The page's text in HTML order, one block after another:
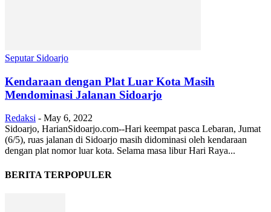
Seputar Sidoarjo
Kendaraan dengan Plat Luar Kota Masih
Mendominasi Jalanan Sidoarjo
Redaksi - May 6, 2022
Sidoarjo, HarianSidoarjo.com--Hari keempat pasca Lebaran, Jumat
(6/5), ruas jalanan di Sidoarjo masih didominasi oleh kendaraan
dengan plat nomor luar kota. Selama masa libur Hari Raya...
BERITA TERPOPULER